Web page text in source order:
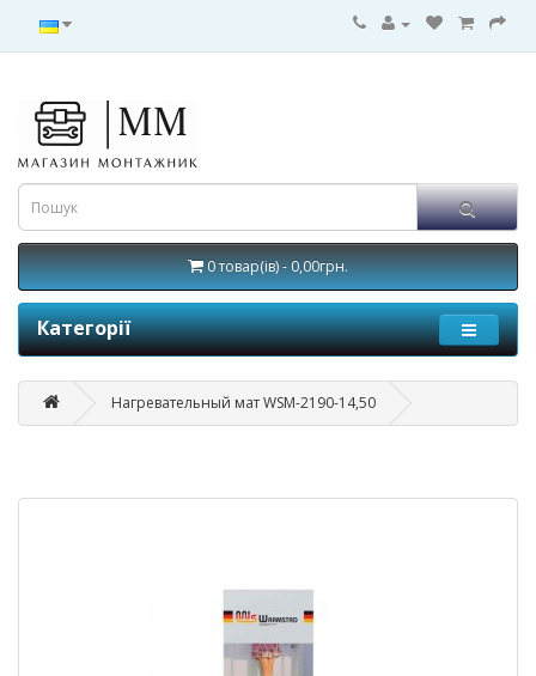
0 товар(ів) - 0,00грн.
Категорії
Нагревательный мат WSM-2190-14,50